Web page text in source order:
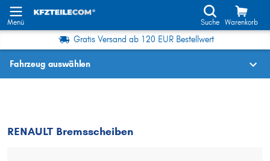
Menü Suche Warenkorb
Gratis Versand ab 120 EUR Bestellwert
Fahrzeug auswählen
Wo finde ich die?
RENAULT Bremsscheiben